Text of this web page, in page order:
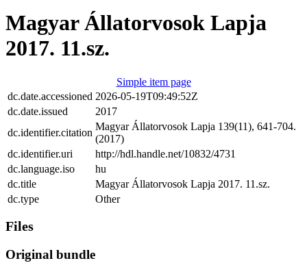
Magyar Állatorvosok Lapja
2017. 11.sz.
Simple item page
dc.date.accessioned 2026-05-19T09:49:52Z
dc.date.issued
2017
dc.identifier.citation
Magyar Állatorvosok Lapja 139(11), 641-704.
(2017)
dc.identifier.uri
http://hdl.handle.net/10832/4731
dc.language.iso
hu
dc.title
Magyar Állatorvosok Lapja 2017. 11.sz.
dc.type
Other
Files
Original bundle